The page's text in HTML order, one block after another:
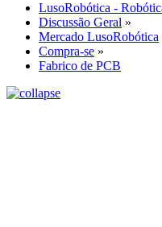
LusoRobótica -
Discussão Geral »
Mercado LusoRobótica
Compra-se »
Fabrico de PCB